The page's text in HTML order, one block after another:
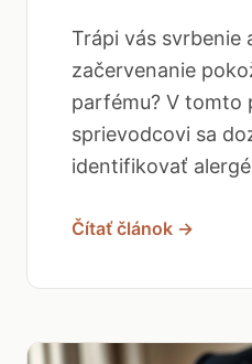
Trápi vás svrbenie
začervenanie
parfému? V tomto
sprievodcovi sa
identifikovať
Čítať článok →